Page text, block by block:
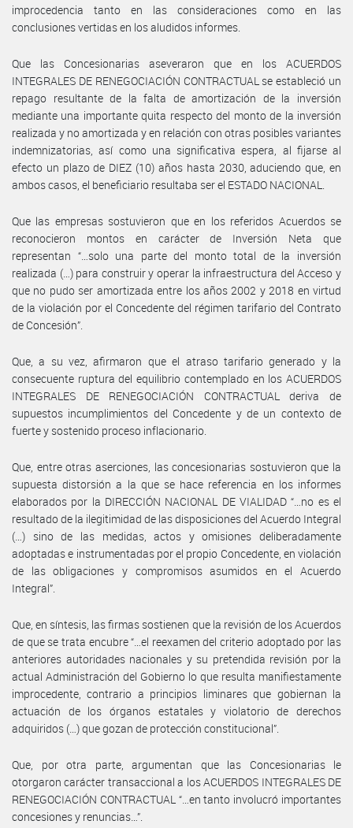
improcedencia tanto en las consideraciones como en las
conclusiones vertidas en los aludidos informes.
Que las Concesionarias aseveraron que en los ACUERDOS
INTEGRALES DE RENEGOCIACIÓN CONTRACTUAL se estableció un
repago resultante de la falta de amortización de la inversión
mediante una importante quita respecto del monto de la inversión
realizada y no amortizada y en relación con otras posibles variantes
indemnizatorias, así como una significativa espera, al fijarse al
efecto un plazo de DIEZ (10) años hasta 2030, aduciendo que, en
ambos casos, el beneficiario resultaba ser el ESTADO NACIONAL.
Que las empresas sostuvieron que en los referidos Acuerdos se
reconocieron montos en carácter de Inversión Neta que
representan “…solo una parte del monto total de la inversión
realizada (…) para construir y operar la infraestructura del Acceso y
que no pudo ser amortizada entre los años 2002 y 2018 en virtud
de la violación por el Concedente del régimen tarifario del Contrato
de Concesión”.
Que, a su vez, afirmaron que el atraso tarifario generado y la
consecuente ruptura del equilibrio contemplado en los ACUERDOS
INTEGRALES DE RENEGOCIACIÓN CONTRACTUAL deriva de
supuestos incumplimientos del Concedente y de un contexto de
fuerte y sostenido proceso inflacionario.
Que, entre otras aserciones, las concesionarias sostuvieron que la
supuesta distorsión a la que se hace referencia en los informes
elaborados por la DIRECCIÓN NACIONAL DE VIALIDAD “…no es el
resultado de la ilegitimidad de las disposiciones del Acuerdo Integral
(…) sino de las medidas, actos y omisiones deliberadamente
adoptadas e instrumentadas por el propio Concedente, en violación
de las obligaciones y compromisos asumidos en el Acuerdo
Integral”.
Que, en síntesis, las firmas sostienen que la revisión de los Acuerdos
de que se trata encubre “…el reexamen del criterio adoptado por las
anteriores autoridades nacionales y su pretendida revisión por la
actual Administración del Gobierno lo que resulta manifiestamente
improcedente, contrario a principios liminares que gobiernan la
actuación de los órganos estatales y violatorio de derechos
adquiridos (…) que gozan de protección constitucional”.
Que, por otra parte, argumentan que las Concesionarias le
otorgaron carácter transaccional a los ACUERDOS INTEGRALES DE
RENEGOCIACIÓN CONTRACTUAL “…en tanto involucró importantes
concesiones y renuncias…”.